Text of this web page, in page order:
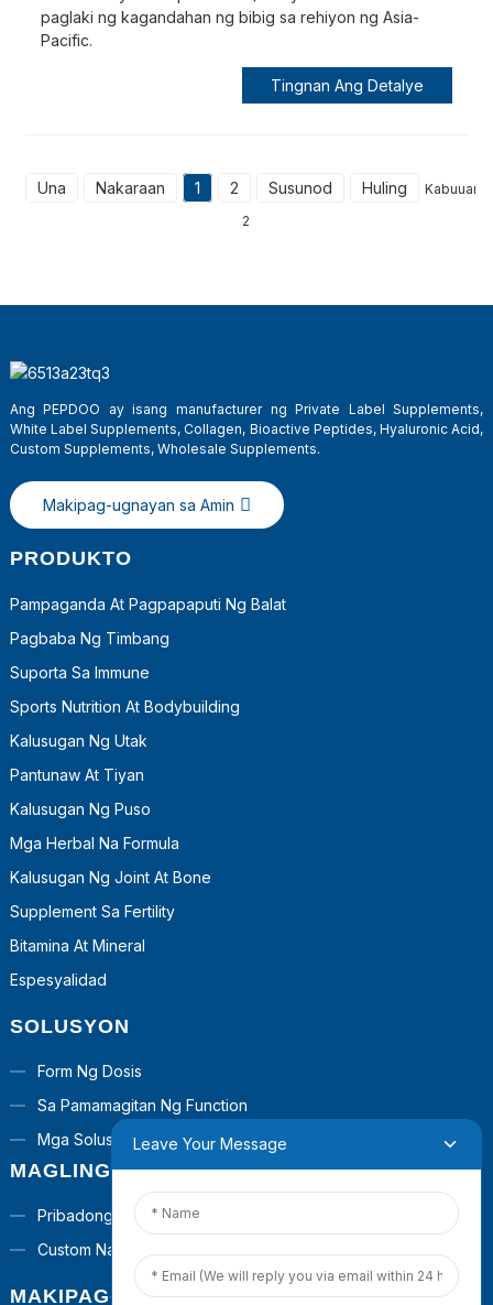
paglaki ng kagandahan ng bibig sa rehiyon ng Asia-
Pacific.
Tingnan Ang Detalye
Una Nakaraan 1 2 Susunod Huling
Kabuuan
2
Ang PEPDOO ay isang manufacturer ng Private Label Supplements,
White Label Supplements, Collagen, Bioactive Peptides, Hyaluronic Acid,
Custom Supplements, Wholesale Supplements.
Makipag-ugnayan sa Amin
PRODUKTO
Pampaganda At Pagpapaputi Ng Balat
Pagbaba Ng Timbang
Suporta Sa Immune
Sports Nutrition At Bodybuilding
Kalusugan Ng Utak
Pantunaw At Tiyan
Kalusugan Ng Puso
Mga Herbal Na Formula
Kalusugan Ng Joint At Bone
Supplement Sa Fertility
Bitamina At Mineral
Espesyalidad
SOLUSYON
Form Ng Dosis
Sa Pamamagitan Ng Function
Mga Solusyon Sa Turnkey
MAGLINGKOD
Pribadong Label
Custom Na Formula
MAKIPAG-UGNAYAN SA AMIN
Leave Your Message